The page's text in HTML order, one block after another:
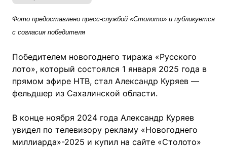
Фото предоставлено пресс-службой «Столото» и публикуется
с согласия победителя
Победителем новогоднего тиража «Русского
лото», который состоялся 1 января 2025 года в
прямом эфире НТВ, стал Александр Куряев —
фельдшер из Сахалинской области.
В конце ноября 2024 года Александр Куряев
увидел по телевизору рекламу «Новогоднего
миллиарда»-2025 и купил на сайте «Столото»